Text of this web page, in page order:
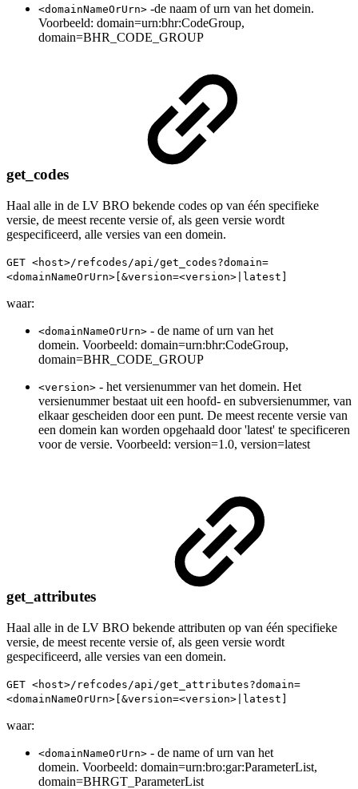
<domainNameOrUrn> -de naam of urn van het domein.
Voorbeeld: domain=urn:bhr:CodeGroup,
domain=BHR_CODE_GROUP
get_codes
Haal alle in de LV BRO bekende codes op van één specifieke
versie, de meest recente versie of, als geen versie wordt
gespecificeerd, alle versies van een domein.
GET <host>/refcodes/api/get_codes?domain=
<domainNameOrUrn>[&version=<version>|latest]
waar:
<domainNameOrUrn> - de name of urn van het
domein. Voorbeeld: domain=urn:bhr:CodeGroup,
domain=BHR_CODE_GROUP
<version> - het versienummer van het domein. Het
versienummer bestaat uit een hoofd- en subversienummer, van
elkaar gescheiden door een punt. De meest recente versie van
een domein kan worden opgehaald door 'latest' te specificeren
voor de versie. Voorbeeld: version=1.0, version=latest
get_attributes
Haal alle in de LV BRO bekende attributen op van één specifieke
versie, de meest recente versie of, als geen versie wordt
gespecificeerd, alle versies van een domein.
GET <host>/refcodes/api/get_attributes?domain=
<domainNameOrUrn>[&version=<version>|latest]
waar:
<domainNameOrUrn> - de name of urn van het
domein. Voorbeeld: domain=urn:bro:gar:ParameterList,
domain=BHRGT_ParameterList